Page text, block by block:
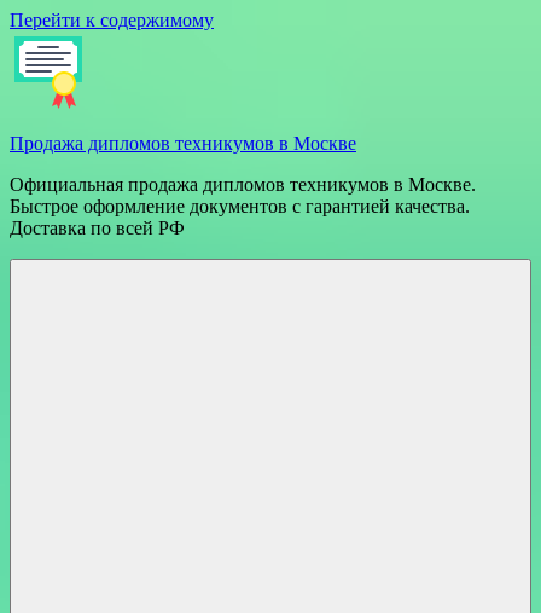
Перейти к содержимому
Продажа дипломов техникумов в Москве
Официальная продажа дипломов техникумов в Москве.
Быстрое оформление документов с гарантией качества.
Доставка по всей РФ